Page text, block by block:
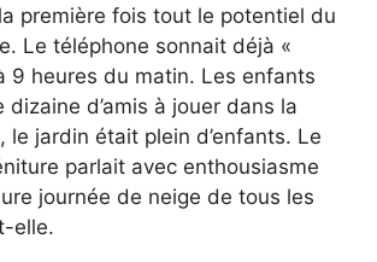
première fois tout le potentiel du
Le téléphone sonnait déjà «
9 heures du matin. Les enfants
dizaine d’amis à jouer dans la
le jardin était plein d’enfants. Le
parlait avec enthousiasme
journée de neige de tous les
elle.